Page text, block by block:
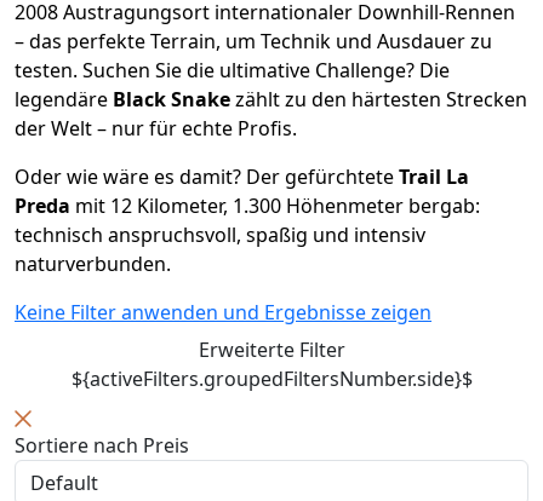
2008 Austragungsort internationaler Downhill-Rennen
– das perfekte Terrain, um Technik und Ausdauer zu
testen. Suchen Sie die ultimative Challenge? Die
legendäre Black Snakezählt zu den härtesten Strecken
der Welt – nur für echte Profis.
Oder wie wäre es damit? Der gefürchteteTrail La
Preda mit 12 Kilometer, 1.300 Höhenmeter bergab:
technisch anspruchsvoll, spaßig und intensiv
naturverbunden.
Keine Filter anwenden und Ergebnisse zeigen
Erweiterte Filter
${activeFilters.groupedFiltersNumber.side}$
Sortiere nach Preis